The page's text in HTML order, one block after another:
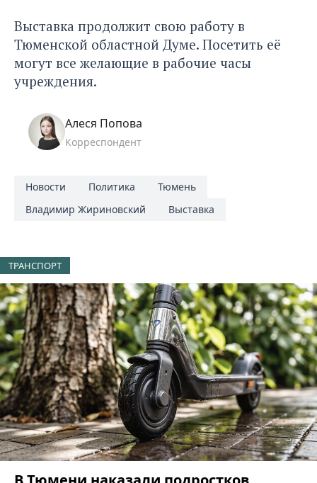
Выставка продолжит свою работу в
Тюменской областной Думе. Посетить её
могут все желающие в рабочие часы
учреждения.
Алеся Попова
Корреспондент
Новости Политика
Тюмень
Владимир Жириновский
Выставка
ТРАНСПОРТ